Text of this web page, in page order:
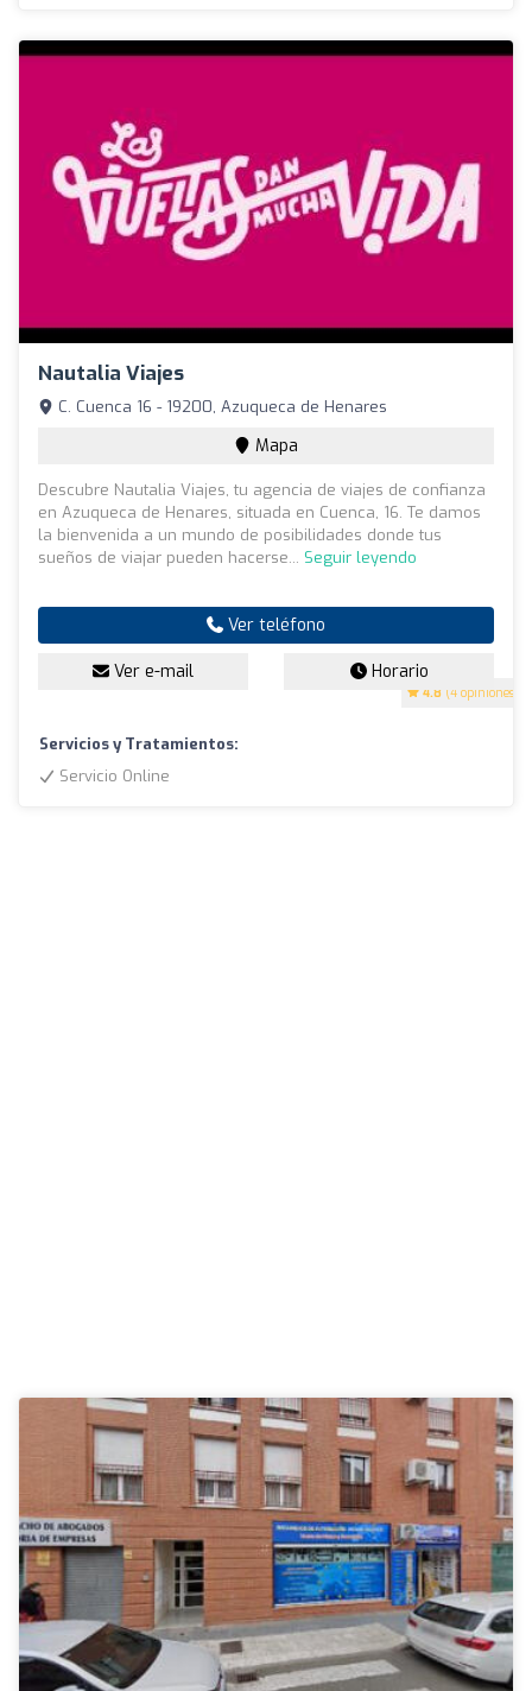
Nautalia Viajes
4.8 (4 opiniones)
C. Cuenca 16 - 19200, Azuqueca de Henares
Mapa
Descubre Nautalia Viajes, tu agencia de viajes de confianza
en Azuqueca de Henares, situada en Cuenca, 16. Te damos
la bienvenida a un mundo de posibilidades donde tus
sueños de viajar pueden hacerse... Seguir leyendo
Ver teléfono
Ver e-mail Horario
Servicios y Tratamientos:
Servicio Online